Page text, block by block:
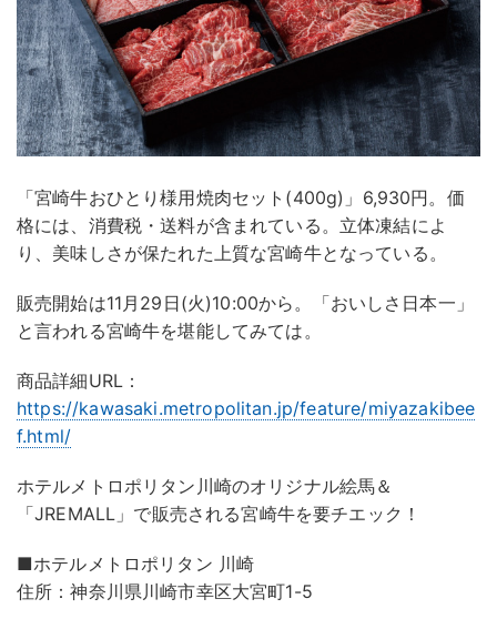
「宮崎牛おひとり様用焼肉セット(400g)」6,930円。価
格には、消費税・送料が含まれている。立体凍結によ
り、美味しさが保たれた上質な宮崎牛となっている。
販売開始は11月29日(火)10:00から。「おいしさ日本一」
と言われる宮崎牛を堪能してみては。
商品詳細URL：
https://kawasaki.metropolitan.jp/feature/miyazakibee
f.html/
ホテルメトロポリタン川崎のオリジナル絵馬＆
「JREMALL」で販売される宮崎牛を要チエック！
■ホテルメトロポリタン 川崎
住所：神奈川県川崎市幸区大宮町1-5